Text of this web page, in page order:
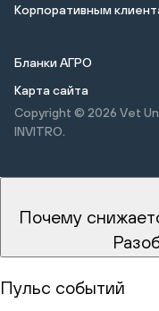
Корпоративным
Бланки АГРО
Карта сайта
Copyright © 2026 Vet
INVITRO.
Почему
Пульс событий